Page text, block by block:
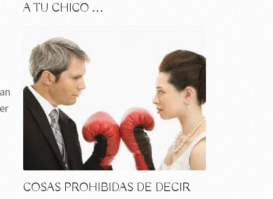
A TU CHICO …
COSAS PROHIBIDAS DE DECIR